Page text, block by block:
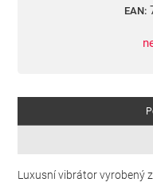
EAN:
Luxusní vibrátor vyrobený